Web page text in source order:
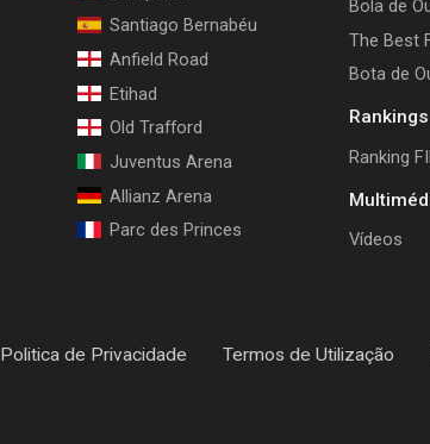
Santiago Bernabéu
Anfield Road
Etihad
Old Trafford
Juventus Arena
Allianz Arena
Parc des Princes
Bola de
The Best
Bota de
Rankings
Ranking
Vídeos
Politica de Privacidade Termos de Utilização